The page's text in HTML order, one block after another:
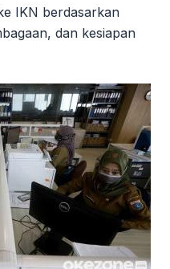
IKN berdasarkan
dan kesiapan